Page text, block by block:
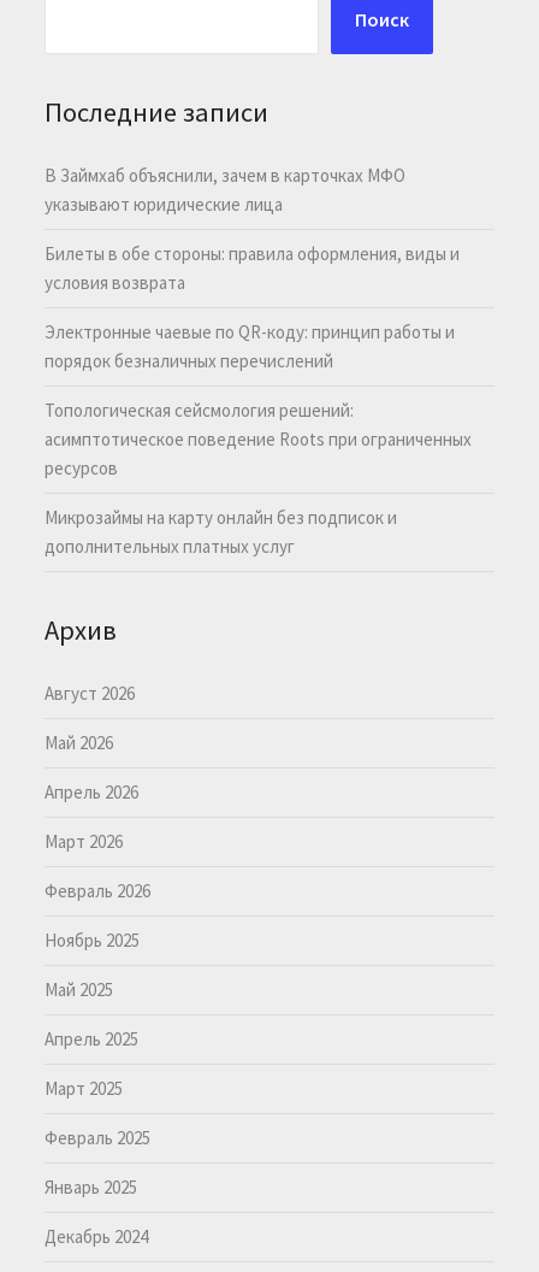
Поиск
Последние записи
В Займхаб объяснили, зачем в карточках МФО
указывают юридические лица
Билеты в обе стороны: правила оформления, виды и
условия возврата
Электронные чаевые по QR-коду: принцип работы и
порядок безналичных перечислений
Топологическая сейсмология решений:
асимптотическое поведение Roots при ограниченных
ресурсов
Микрозаймы на карту онлайн без подписок и
дополнительных платных услуг
Архив
Август 2026
Май 2026
Апрель 2026
Март 2026
Февраль 2026
Ноябрь 2025
Май 2025
Апрель 2025
Март 2025
Февраль 2025
Январь 2025
Декабрь 2024